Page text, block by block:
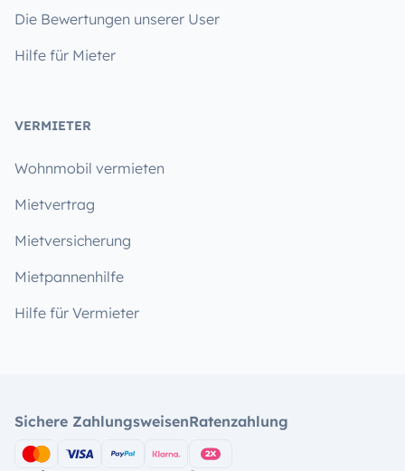
Die Bewertungen unserer User
Hilfe für Mieter
VERMIETER
Wohnmobil vermieten
Mietvertrag
Mietversicherung
Mietpannenhilfe
Hilfe für Vermieter
Sichere ZahlungsweisenRatenzahlung